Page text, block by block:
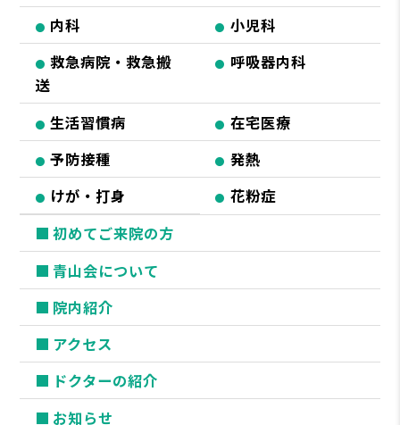
内科
小児科
救急病院・救急搬
送
呼吸器内科
生活習慣病
在宅医療
予防接種
発熱
けが・打身
花粉症
初めてご来院の方
青山会について
院内紹介
アクセス
ドクターの紹介
お知らせ